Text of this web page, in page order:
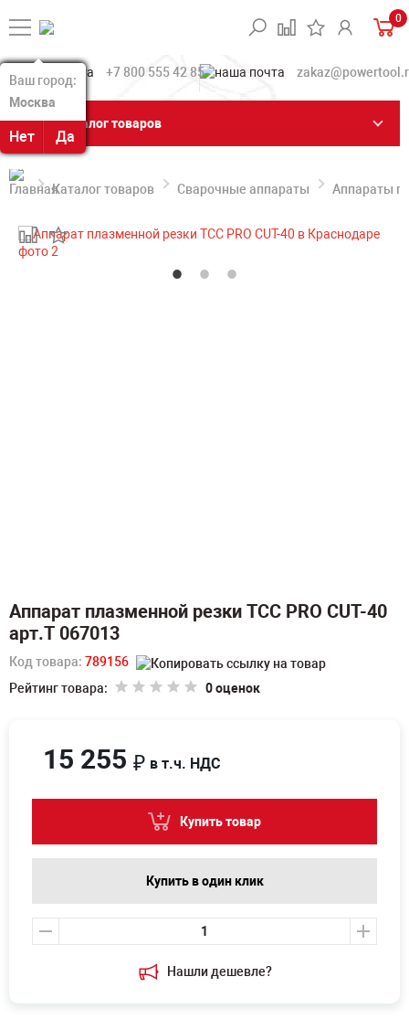
Ваш город:
Москва
Нет Да
Ваш город:
Москва
Нет Да
0
+7 800 555 42 85
Каталог товаров
Каталог товаров Сварочные аппараты Аппараты
Аппарат плазменной резки ТСС PRO CUT-40
арт.Т 067013
Код товара: 789156
Рейтинг товара:
0 оценок
Нашли дешевле?
15 255 ₽ в т.ч. НДС
Купить товар
Купить в один клик